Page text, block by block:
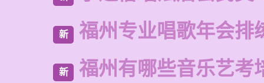
新 福州专业唱歌年会排
新 福州有哪些音乐艺考